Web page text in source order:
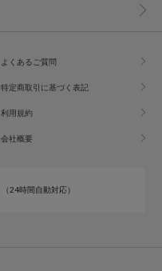
よくあるご質問
特定商取引に基づく表記
利用規約
会社概要
（24時間自動対応）